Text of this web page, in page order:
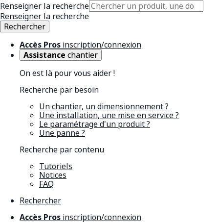
Renseigner la recherche
Renseigner la recherche
Rechercher
Accès Pros inscription/connexion
Assistance chantier
On est là pour vous aider !
Recherche par besoin
Un chantier, un dimensionnement ?
Une installation, une mise en service ?
Le paramétrage d'un produit ?
Une panne ?
Recherche par contenu
Tutoriels
Notices
FAQ
Rechercher
Accès Pros inscription/connexion